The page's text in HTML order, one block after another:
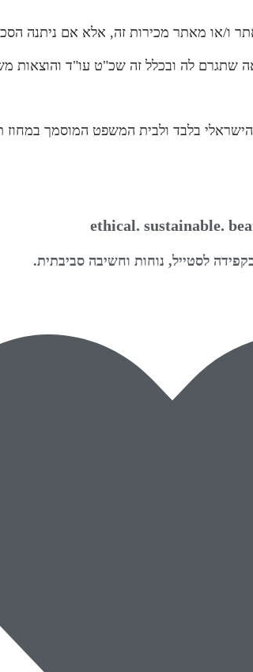
ו/או מאתר מכירות זה, אלא אם ניתנה
שתגרם לה ובכלל זה שכ"ט עו"ד
בלבד ולבית המשפט המוסמך במחוז
ethical. sustainable.
לסטייל, נוחות וחשיבה סביבתית.